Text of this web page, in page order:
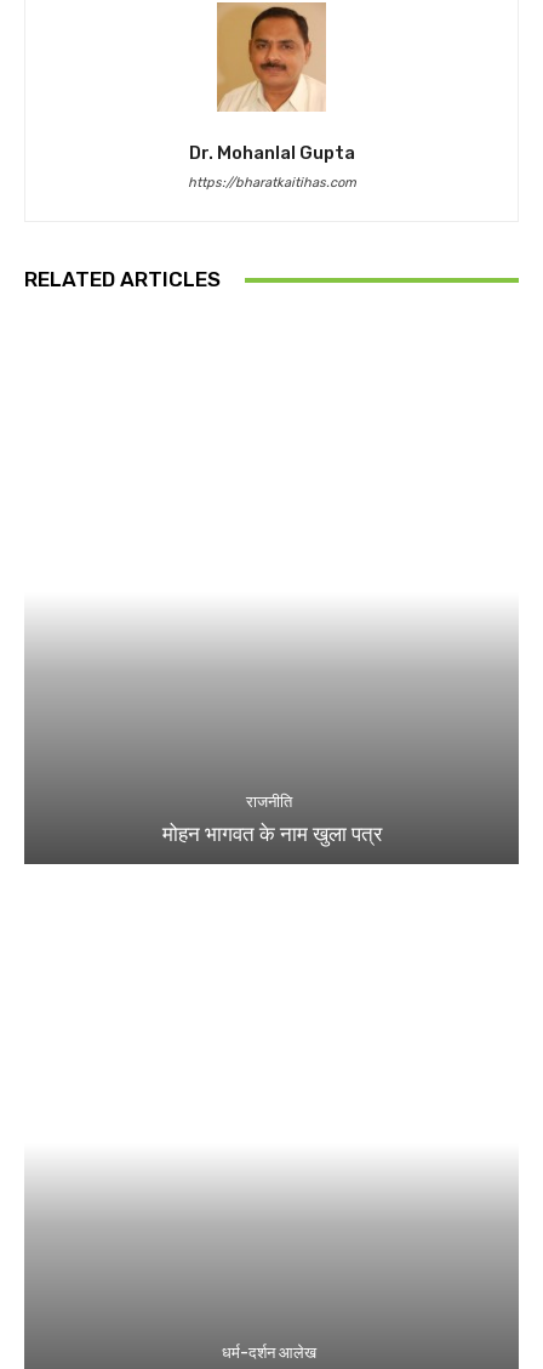
Dr. Mohanlal Gupta
https://bharatkaitihas.com
RELATED ARTICLES
राजनीति
मोहन भागवत के नाम खुला पत्र
धर्म-दर्शन आलेख